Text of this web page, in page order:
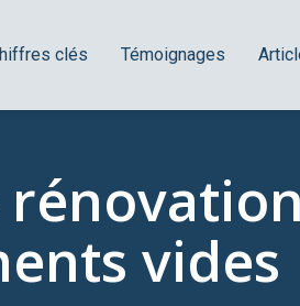
clés Témoignages
vides